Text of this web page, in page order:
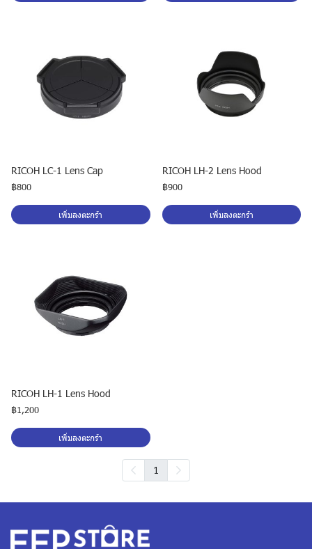
RICOH LC-1 Lens Cap
฿800
เพิ่มลงตะกร้า
RICOH LH-2 Lens Hood
฿900
เพิ่มลงตะกร้า
RICOH LH-1 Lens Hood
฿1,200
เพิ่มลงตะกร้า
1